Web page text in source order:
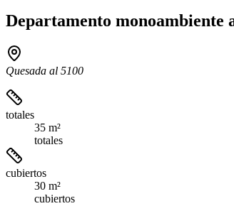
Departamento monoambiente
Quesada al 5100
totales
35 m²
totales
cubiertos
30 m²
cubiertos